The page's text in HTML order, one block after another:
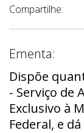
Compartilhe:
Ementa:
Dispõe
- Serviço de
Exclusivo à
Federal, e